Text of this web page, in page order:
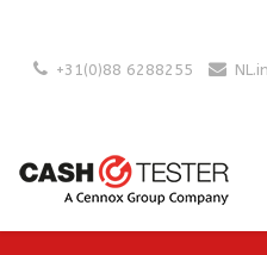
+31(0)88 6288255